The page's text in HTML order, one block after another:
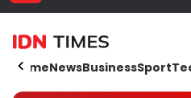
HomeNewsBusinessSport